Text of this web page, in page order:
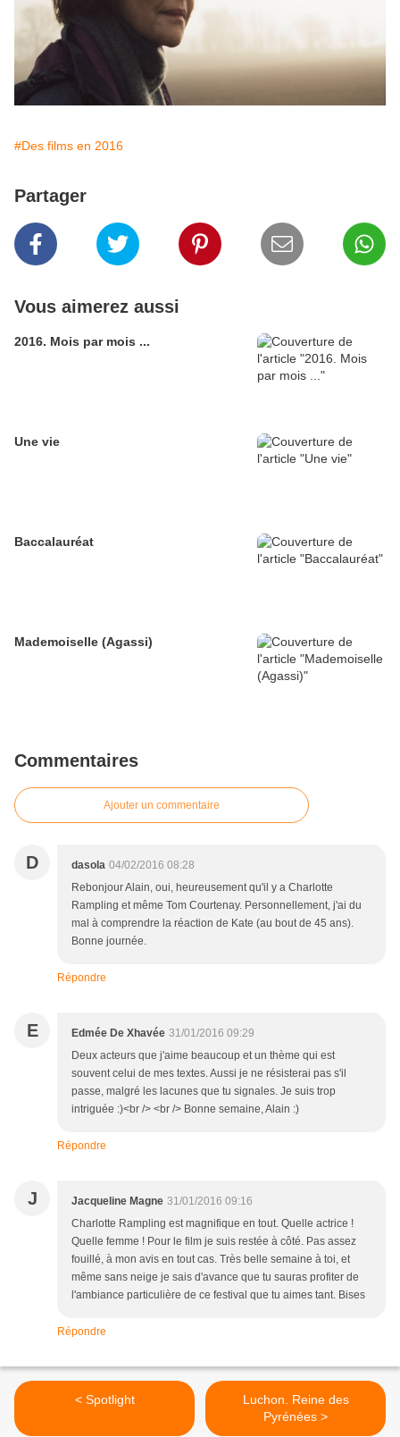
#Des films en 2016
Partager
Vous aimerez aussi
2016. Mois par mois ...
Une vie
Baccalauréat
Mademoiselle (Agassi)
Commentaires
Ajouter un commentaire
D dasola 04/02/2016 08:28
Rebonjour Alain, oui, heureusement qu'il y a Charlotte
Rampling et même Tom Courtenay. Personnellement, j'ai du
mal à comprendre la réaction de Kate (au bout de 45 ans).
Bonne journée.
Répondre
E Edmée De Xhavée 31/01/2016 09:29
Deux acteurs que j'aime beaucoup et un thème qui est
souvent celui de mes textes. Aussi je ne résisterai pas s'il
passe, malgré les lacunes que tu signales. Je suis trop
intriguée :)<br /> <br /> Bonne semaine, Alain :)
Répondre
J Jacqueline Magne 31/01/2016 09:16
Charlotte Rampling est magnifique en tout. Quelle actrice !
Quelle femme ! Pour le film je suis restée à côté. Pas assez
fouillé, à mon avis en tout cas. Très belle semaine à toi, et
même sans neige je sais d'avance que tu sauras profiter de
l'ambiance particulière de ce festival que tu aimes tant. Bises
Répondre
< Spotlight
Luchon. Reine des
Pyrénées >